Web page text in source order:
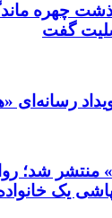
چهره
گفت
رسانه‌ای
منتشر شد؛
یک